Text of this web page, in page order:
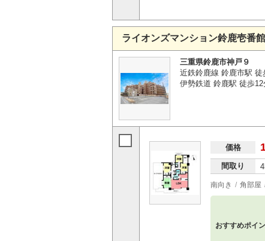
ライオンズマンション鈴鹿壱番館
三重県鈴鹿市神戸９
近鉄鈴鹿線 鈴鹿市駅 徒
伊勢鉄道 鈴鹿駅 徒歩12
価格
間取り
南向き 角部屋
おすすめポイ